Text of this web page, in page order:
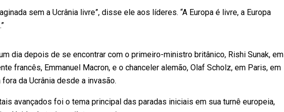
sem a Ucrânia livre”, disse ele aos líderes. “A Europa é livre, a Europa
dia depois de se encontrar com o primeiro-ministro britânico, Rishi Sunak, em
francês, Emmanuel Macron, e o chanceler alemão, Olaf Scholz, em Paris, em
da Ucrânia desde a invasão.
avançados foi o tema principal das paradas iniciais em sua turnê europeia,